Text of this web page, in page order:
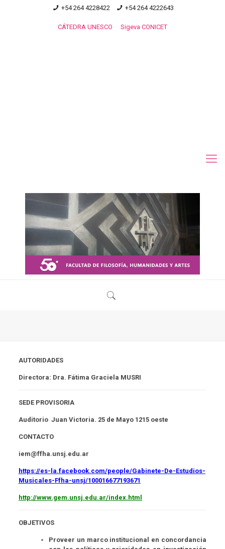
+54 264 4228422 +54 264 4222643
CÁTEDRA UNESCO Sigeva CONICET
AUTORIDADES
Directora: Dra. Fátima Graciela MUSRI
SEDE PROVISORIA
Auditorio Juan Victoria. 25 de Mayo 1215 oeste
CONTACTO
iem@ffha.unsj.edu.ar
https://es-la.facebook.com/people/Gabinete-De-Estudios-
Musicales-Ffha-unsj/100016677193671
http://www.gem.unsj.edu.ar/index.html
OBJETIVOS
Proveer un marco institucional en concordancia